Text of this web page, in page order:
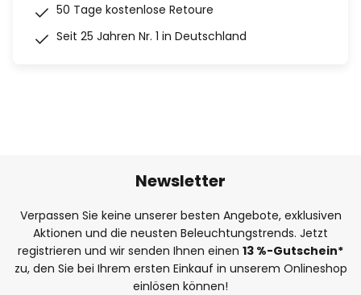
50 Tage kostenlose Retoure
Seit 25 Jahren Nr. 1 in Deutschland
Newsletter
Verpassen Sie keine unserer besten Angebote, exklusiven
Aktionen und die neusten Beleuchtungstrends. Jetzt
registrieren und wir senden Ihnen einen 13 %-Gutschein*
zu, den Sie bei Ihrem ersten Einkauf in unserem Onlineshop
einlösen können!